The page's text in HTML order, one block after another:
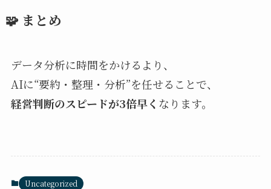
🧩 まとめ
データ分析に時間をかけるより、
AIに“要約・整理・分析”を任せることで、
経営判断のスピードが3倍早く なります。
Uncategorized